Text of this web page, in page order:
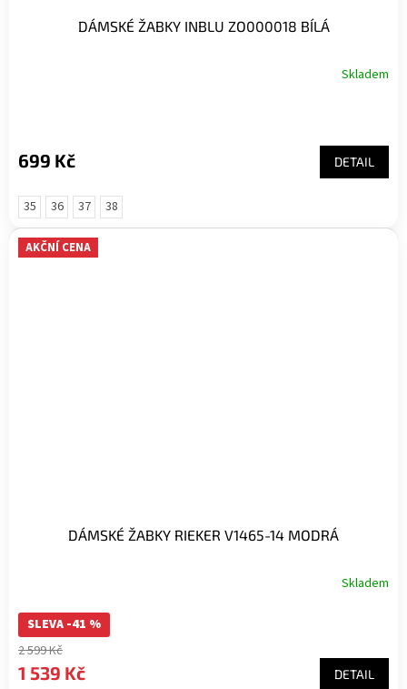
DÁMSKÉ ŽABKY INBLU ZO000018 BÍLÁ
Skladem
699 Kč DETAIL
35 36 37 38
AKČNÍ CENA
DÁMSKÉ ŽABKY RIEKER V1465-14 MODRÁ
Skladem
SLEVA -41 %
2 599 Kč
1 539 Kč DETAIL